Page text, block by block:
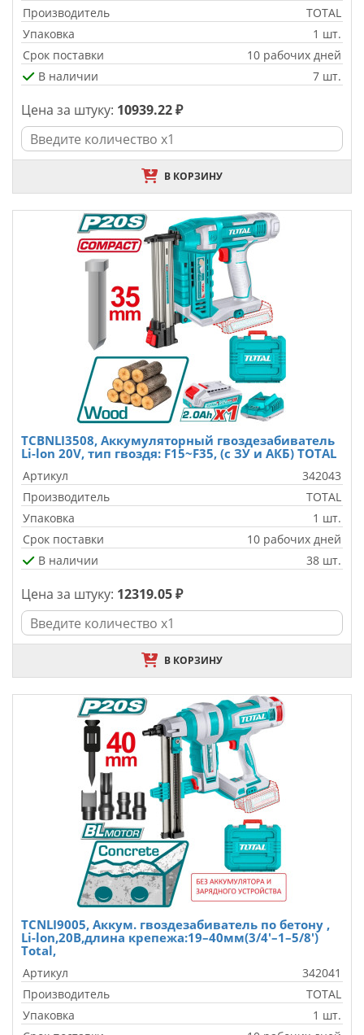
Производитель
TOTAL
Упаковка
1 шт.
Срок поставки
10 рабочих дней
В наличии
7 шт.
Цена за штуку: 10939.22 ₽
В КОРЗИНУ
TCBNLI3508, Аккумуляторный гвоздезабиватель
Li-lon 20V, тип гвоздя: F15~F35, (c ЗУ и АКБ) TOTAL
Артикул
342043
Производитель
TOTAL
Упаковка
1 шт.
Срок поставки
10 рабочих дней
В наличии
38 шт.
Цена за штуку: 12319.05 ₽
В КОРЗИНУ
TCNLI9005, Аккум. гвоздезабиватель по бетону ,
Li-lon,20В,длина крепежа:19–40мм(3/4'–1–5/8')
Total,
Артикул
342041
Производитель
TOTAL
Упаковка
1 шт.